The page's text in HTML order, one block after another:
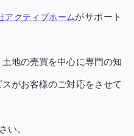
アクティブホームがサポート
地の売買を中心に専門の知
がお客様のご対応をさせて
い。